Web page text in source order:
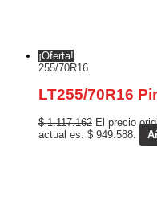
¡Oferta!
255/70R16
LT255/70R16
$1.117.162 El precio
actual es: $ 949.588.